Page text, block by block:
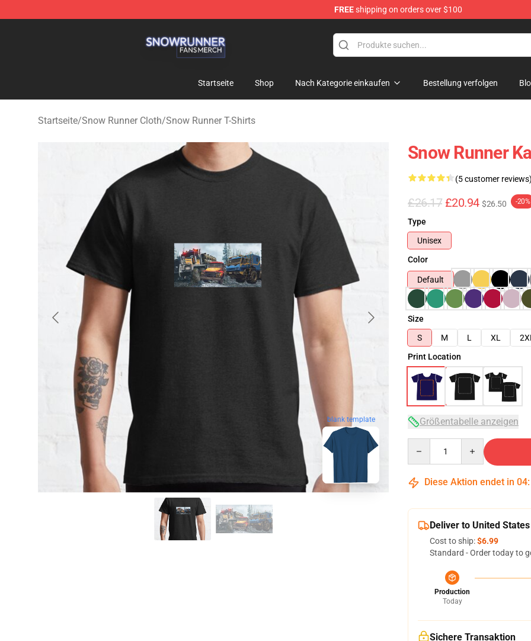
FREEshipping on orders over $100
Startseite Shop Nach Kategorie einkaufen Bestellung verfolgen
Startseite/Snow Runner Cloth/Snow Runner T-Shirts
blank template
Snow Runner
(5 customer reviews)
£26.17 £20.94 $26.50 -20%
Type
Unisex
Color
Default
Size
S
M L XL 2XL
Print Location
Größentabelle anzeigen
Diese Aktion endet in 04:
Deliver to United States
Cost to ship:$6.99
Standard - Order today to
Production
Today
Sichere Transaktion